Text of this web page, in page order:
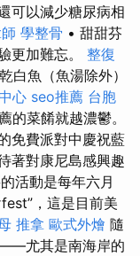
可以減少糖尿病相
學整骨 • 甜甜芬
更加難忘。 整復
乾白魚（魚湯除外）
心 seo推薦 台胞
的菜餚就越濃鬱。
免費派對中慶祝藍
著對康尼島感興趣
活動是每年六月
，這是目前美
推拿 歐式外燴 隨
尤其是南海岸的